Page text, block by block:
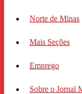
Norte de Minas
Mais Seções
Emprego
Sobre o Jornal